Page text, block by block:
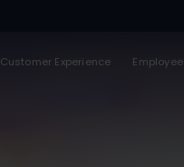
Customer Experience